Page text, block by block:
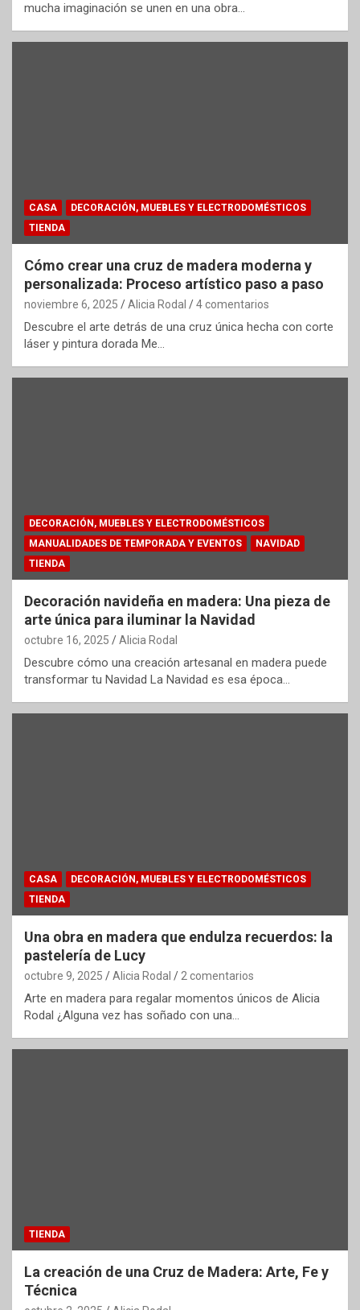
mucha imaginación se unen en una obra…
CASA
DECORACIÓN, MUEBLES Y ELECTRODOMÉSTICOS
TIENDA
Cómo crear una cruz de madera moderna y
personalizada: Proceso artístico paso a paso
noviembre 6, 2025 Alicia Rodal 4 comentarios
Descubre el arte detrás de una cruz única hecha con corte
láser y pintura dorada Me…
DECORACIÓN, MUEBLES Y ELECTRODOMÉSTICOS
MANUALIDADES DE TEMPORADA Y EVENTOS
NAVIDAD
TIENDA
Decoración navideña en madera: Una pieza de
arte única para iluminar la Navidad
octubre 16, 2025 Alicia Rodal
Descubre cómo una creación artesanal en madera puede
transformar tu Navidad La Navidad es esa época…
CASA
DECORACIÓN, MUEBLES Y ELECTRODOMÉSTICOS
TIENDA
Una obra en madera que endulza recuerdos: la
pastelería de Lucy
octubre 9, 2025 Alicia Rodal 2 comentarios
Arte en madera para regalar momentos únicos de Alicia
Rodal ¿Alguna vez has soñado con una…
TIENDA
La creación de una Cruz de Madera: Arte, Fe y
Técnica